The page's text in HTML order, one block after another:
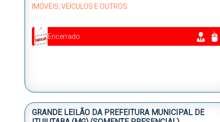
IMÓVEIS, VEÍCULOS E OUTROS.
Encerrado
GRANDE LEILÃO DA PREFEITURA MUNICIPAL DE